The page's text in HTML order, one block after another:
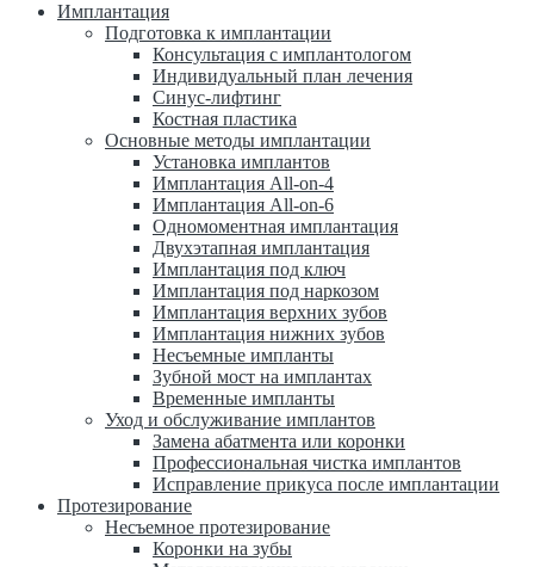
Имплантация
Подготовка к имплантации
Консультация с имплантологом
Индивидуальный план лечения
Синус-лифтинг
Костная пластика
Основные методы имплантации
Установка имплантов
Имплантация All-on-4
Имплантация All-on-6
Одномоментная имплантация
Двухэтапная имплантация
Имплантация под ключ
Имплантация под наркозом
Имплантация верхних зубов
Имплантация нижних зубов
Несъемные импланты
Зубной мост на имплантах
Временные импланты
Уход и обслуживание имплантов
Замена абатмента или коронки
Профессиональная чистка имплантов
Исправление прикуса после имплантации
Протезирование
Несъемное протезирование
Коронки на зубы